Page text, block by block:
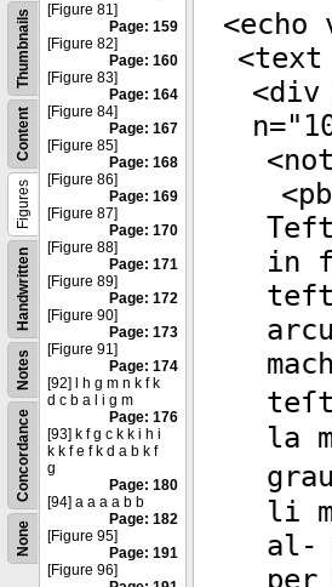
None
Concordance
Notes
Handwritten
Figures
Content
Thumbnails
[Figure 81]
Page: 159
[Figure 82]
Page: 160
[Figure 83]
Page: 164
[Figure 84]
Page: 167
[Figure 85]
Page: 168
[Figure 86]
Page: 169
[Figure 87]
Page: 170
[Figure 88]
Page: 171
[Figure 89]
Page: 172
[Figure 90]
Page: 173
[Figure 91]
Page: 174
[92] l h g m n k f k
d c b a l i g m
Page: 176
[93] k f g c k k i h i
k k f e f k d a b k f
g
Page: 180
[94] a a a a b b
Page: 182
[Figure 95]
Page: 191
[Figure 96]
<echo
<text
<div
n="
<
<pb
in
la
li
al-
per